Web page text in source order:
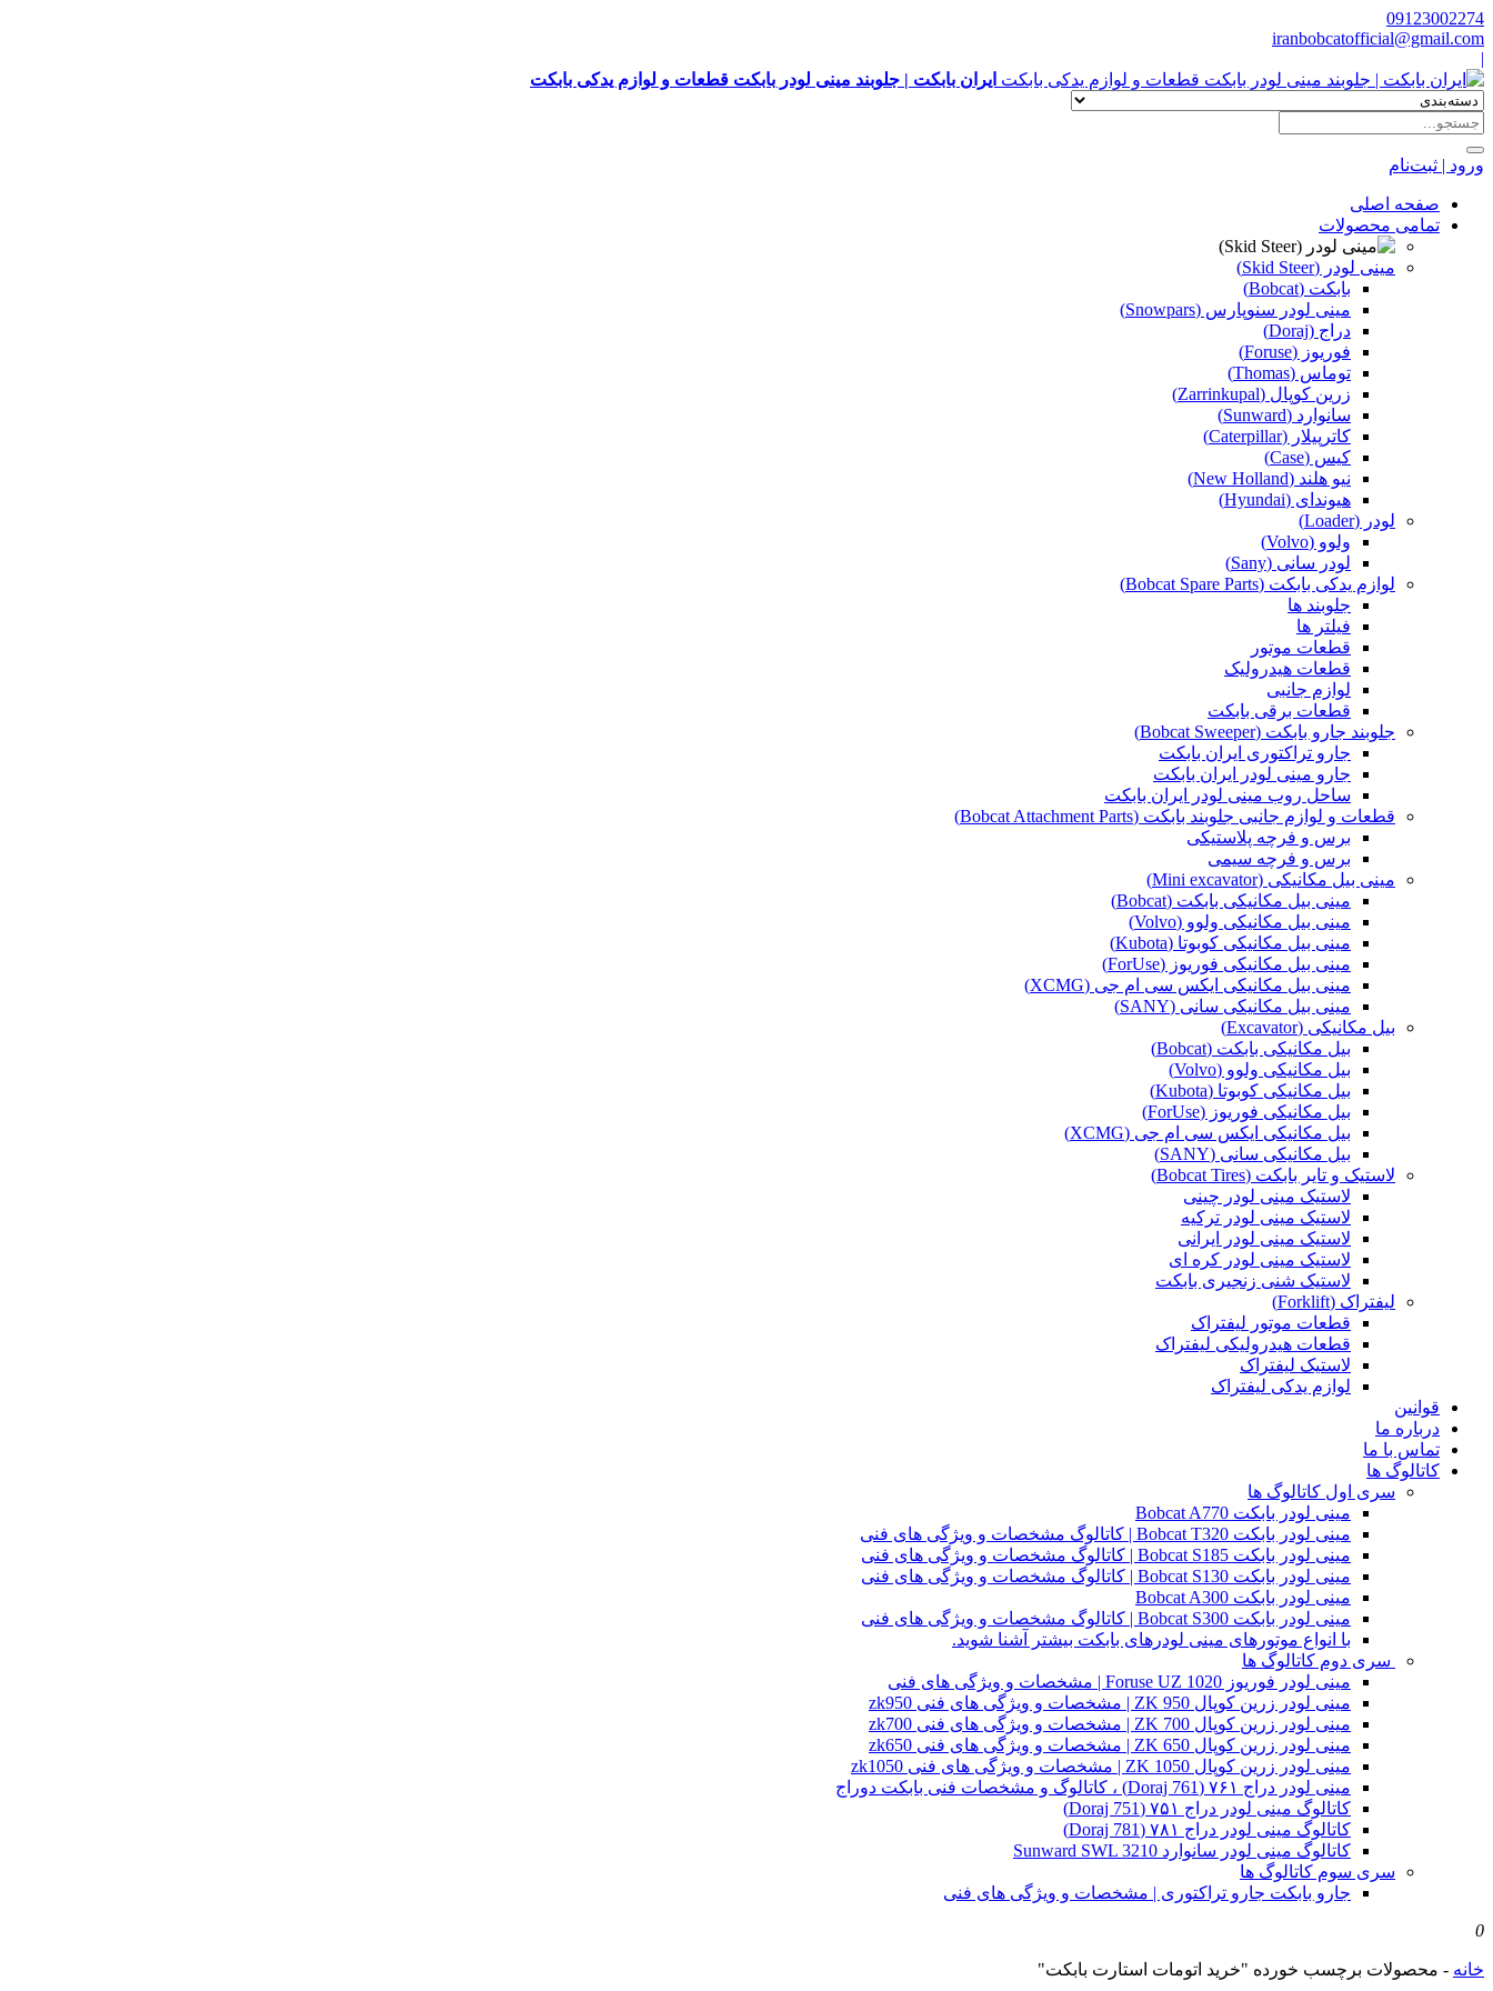
09123002274
iranbobcatofficial@gmail.com
|
ایران بابکت | جلوبند مینی لودر بابکت قطعات و لوازم یدکی بابکت
ورود | ثبت‌نام
صفحه اصلی
تمامی محصولات
مینی لودر (Skid Steer)
بابکت (Bobcat)
مینی لودر سنوپارس (Snowpars)
دراج (Doraj)
فوریوز (Foruse)
توماس (Thomas)
زرین کوپال (Zarrinkupal)
سانوارد (Sunward)
کاترپیلار (Caterpillar)
کیس (Case)
نیو هلند (New Holland)
هیوندای (Hyundai)
لودر (Loader)
ولوو (Volvo)
لودر سانی (Sany)
لوازم یدکی بابکت (Bobcat Spare Parts)
جلوبند ها
فیلتر ها
قطعات موتور
قطعات هیدرولیک
لوازم جانبی
قطعات برقی بابکت
جلوبند جارو بابکت (Bobcat Sweeper)
جارو تراکتوری ایران بابکت
جارو مینی لودر ایران بابکت
ساحل روب مینی لودر ایران بابکت
قطعات و لوازم جانبی جلوبند بابکت (Bobcat Attachment Parts)
برس و فرچه پلاستیکی
برس و فرچه سیمی
مینی بیل مکانیکی (Mini excavator)
مینی بیل مکانیکی بابکت (Bobcat)
مینی بیل مکانیکی ولوو (Volvo)
مینی بیل مکانیکی کوبوتا (Kubota)
مینی بیل مکانیکی فوریوز (ForUse)
مینی بیل مکانیکی ایکس سی ام جی (XCMG)
مینی بیل مکانیکی سانی (SANY)
بیل مکانیکی (Excavator)
بیل مکانیکی بابکت (Bobcat)
بیل مکانیکی ولوو (Volvo)
بیل مکانیکی کوبوتا (Kubota)
بیل مکانیکی فوریوز (ForUse)
بیل مکانیکی ایکس سی ام جی (XCMG)
بیل مکانیکی سانی (SANY)
لاستیک و تایر بابکت (Bobcat Tires)
لاستیک مینی لودر چینی
لاستیک مینی لودر ترکیه
لاستیک مینی لودر ایرانی
لاستیک مینی لودر کره ای
لاستیک شنی زنجیری بابکت
لیفتراک (Forklift)
قطعات موتور لیفتراک
قطعات هیدرولیکی لیفتراک
لاستیک لیفتراک
لوازم یدکی لیفتراک
قوانین
درباره ما
تماس با ما
کاتالوگ ها
سری اول کاتالوگ ها
مینی لودر بابکت Bobcat A770
مینی لودر بابکت Bobcat T320 | کاتالوگ مشخصات و ویژگی های فنی
مینی لودر بابکت Bobcat S185 | کاتالوگ مشخصات و ویژگی های فنی
مینی لودر بابکت Bobcat S130 | کاتالوگ مشخصات و ویژگی های فنی
مینی لودر بابکت Bobcat A300
مینی لودر بابکت Bobcat S300 | کاتالوگ مشخصات و ویژگی های فنی
با انواع موتورهای مینی لودرهای بابکت بیشتر آشنا شوید.
سری دوم کاتالوگ ها
مینی لودر فوریوز Foruse UZ 1020 | مشخصات و ویژگی های فنی
مینی لودر زرین کوپال ZK 950 | مشخصات و ویژگی های فنی zk950
مینی لودر زرین کوپال ZK 700 | مشخصات و ویژگی های فنی zk700
مینی لودر زرین کوپال ZK 650 | مشخصات و ویژگی های فنی zk650
مینی لودر زرین کوپال ZK 1050 | مشخصات و ویژگی های فنی zk1050
مینی لودر دراج ۷۶۱ (Doraj 761) ، کاتالوگ و مشخصات فنی بابکت دوراج
کاتالوگ مینی لودر دراج ۷۵۱ (Doraj 751)
کاتالوگ مینی لودر دراج ۷۸۱ (Doraj 781)
کاتالوگ مینی لودر سانوارد Sunward SWL 3210
سری سوم کاتالوگ ها
جارو بابکت جارو تراکتوری | مشخصات و ویژگی های فنی
0
خانه - محصولات برچسب خورده "خرید اتومات استارت بابکت"